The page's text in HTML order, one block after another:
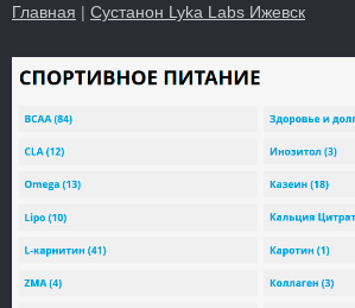
Главная | Сустанон Lyka Labs Ижевск